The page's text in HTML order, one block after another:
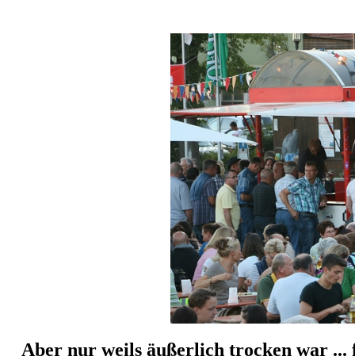
Aber nur weils äußerlich trocken war